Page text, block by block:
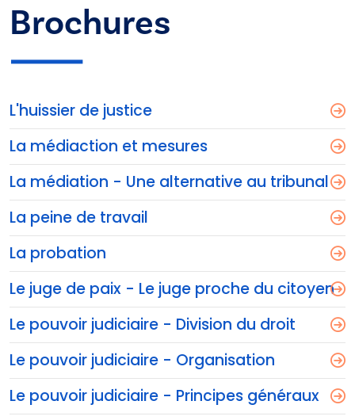
Brochures
L'huissier de justice
La médiaction et mesures
La médiation - Une alternative au tribunal
La peine de travail
La probation
Le juge de paix - Le juge proche du citoyen
Le pouvoir judiciaire - Division du droit
Le pouvoir judiciaire - Organisation
Le pouvoir judiciaire - Principes généraux